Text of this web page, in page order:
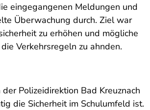
eingegangenen Meldungen und
Überwachung durch. Ziel war
zu erhöhen und mögliche
Verkehrsregeln zu ahnden.
Polizeidirektion Bad Kreuznach
die Sicherheit im Schulumfeld ist.